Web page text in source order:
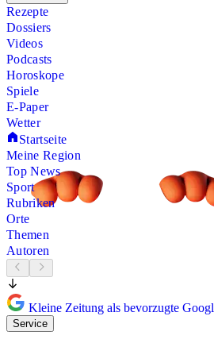
Rezepte
Dossiers
Videos
Podcasts
Horoskope
Spiele
E-Paper
Wetter
Startseite
Meine Region
Top News
Sport
Rubriken
Orte
Themen
Autoren
Kleine Zeitung als bevorzugte
Service